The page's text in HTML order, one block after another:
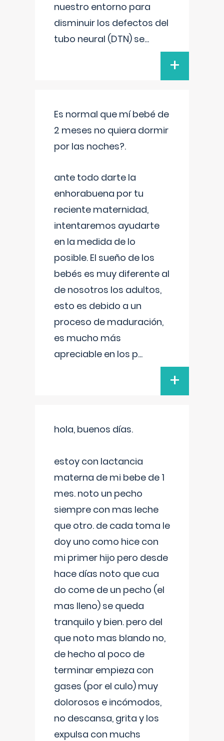
nuestro entorno para
disminuir los defectos del
tubo neural (DTN) se...
+
Es normal que mí bebé de
2 meses no quiera dormir
por las noches?.
ante todo darte la
enhorabuena por tu
reciente maternidad,
intentaremos ayudarte
en la medida de lo
posible. El sueño de los
bebés es muy diferente al
de nosotros los adultos,
esto es debido a un
proceso de maduración,
es mucho más
apreciable en los p...
+
hola, buenos días.
estoy con lactancia
materna de mi bebe de 1
mes. noto un pecho
siempre con mas leche
que otro. de cada toma le
doy uno como hice con
mi primer hijo pero desde
hace días noto que cua
do come de un pecho (el
mas lleno) se queda
tranquilo y bien. pero del
que noto mas blando no,
de hecho al poco de
terminar empieza con
gases (por el culo) muy
dolorosos e incómodos,
no descansa, grita y los
expulsa con muchs